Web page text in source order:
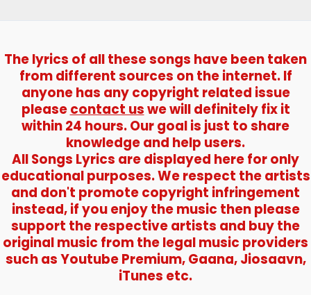
The lyrics of all these songs have been taken
from different sources on the internet. If
anyone has any copyright related issue
pleasecontact uswe will definitely fix it
within 24 hours. Our goal is just to share
knowledge and help users.
All Songs Lyrics are displayed here for only
educational purposes. We respect the artists
and don't promote copyright infringement
instead, if you enjoy the music then please
support the respective artists and buy the
original music from the legal music providers
such as Youtube Premium, Gaana, Jiosaavn,
iTunes etc.